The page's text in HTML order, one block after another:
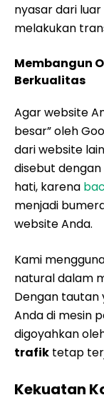
nyasar dari
melakukan
Membangun
Berkualitas
Agar website
besar” oleh
dari website
disebut
hati, karena
menjadi
website Anda.
Kami
natural dalam
Dengan tautan
Anda di mesin
digoyahkan
trafik tetap
Kekuatan